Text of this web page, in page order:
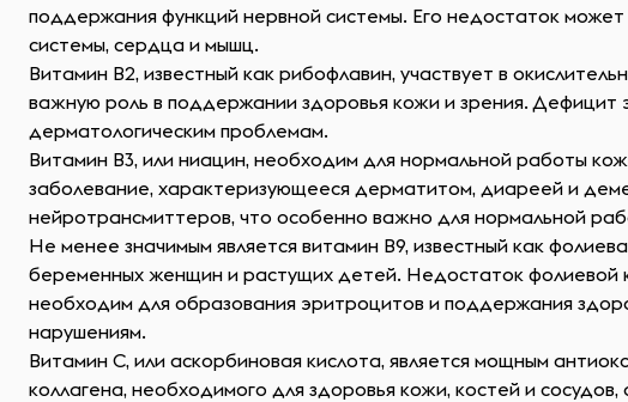
поддержания функций нервной системы. Его недостаток
системы, сердца и мышц.
Витамин B2, известный как рибофлавин, участвует в
важную роль в поддержании здоровья кожи и зрения. Дефицит
дерматологическим проблемам.
Витамин B3, или ниацин, необходим для нормальной работы
заболевание, характеризующееся дерматитом, диареей и
нейротрансмиттеров, что особенно важно для нормальной
Не менее значимым является витамин B9, известный как
беременных женщин и растущих детей. Недостаток фолиевой
необходим для образования эритроцитов и поддержания
нарушениям.
Витамин C, или аскорбиновая кислота, является мощным
коллагена, необходимого для здоровья кожи, костей и